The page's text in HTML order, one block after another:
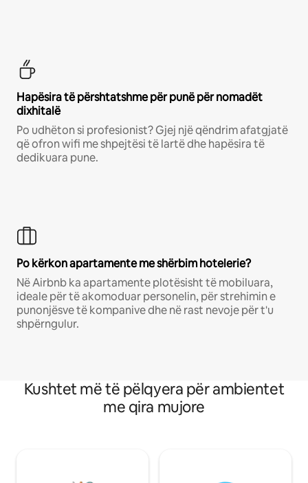
Hapësira të përshtatshme për punë për nomadët
dixhitalë
Po udhëton si profesionist? Gjej një qëndrim afatgjatë
që ofron wifi me shpejtësi të lartë dhe hapësira të
dedikuara pune.
Po kërkon apartamente me shërbim hotelerie?
Në Airbnb ka apartamente plotësisht të mobiluara,
ideale për të akomoduar personelin, për strehimin e
punonjësve të kompanive dhe në rast nevoje për t'u
shpërngulur.
Kushtet më të pëlqyera për ambientet
me qira mujore